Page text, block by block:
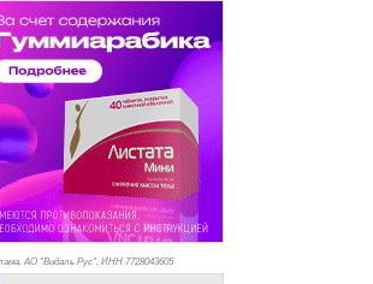
АО "Видаль Рус", ИНН 7728043605